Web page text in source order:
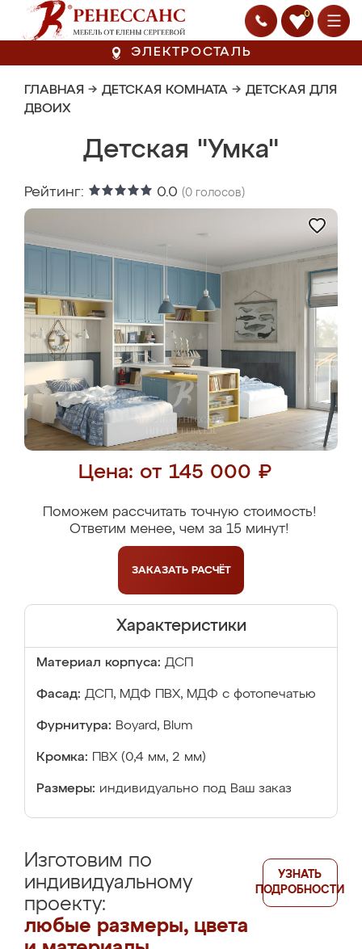
0
ЭЛЕКТРОСТАЛЬ
ГЛАВНАЯ → ДЕТСКАЯ КОМНАТА → ДЕТСКАЯ ДЛЯ
ДВОИХ
Детская "Умка"
Рейтинг: 0.0 (0 голосов)
Цена: от 145 000 ₽
Поможем рассчитать точную стоимость!
Ответим менее, чем за 15 минут!
ЗАКАЗАТЬ РАСЧЁТ
Характеристики
Материал корпуса: ДСП
Фасад: ДСП, МДФ ПВХ, МДФ с фотопечатью
Фурнитура: Boyard, Blum
Кромка: ПВХ (0,4 мм, 2 мм)
Размеры: индивидуально под Ваш заказ
Изготовим по
индивидуальному
проекту:
любые размеры, цвета
УЗНАТЬ
ПОДРОБНОСТИ